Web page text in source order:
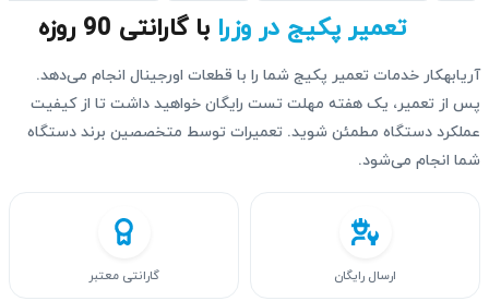
تعمیر پکیج در وزرا با گارانتی 90 روزه
آریابهکار خدمات تعمیر پکیج شما را با قطعات اورجینال انجام می‌دهد.
پس از تعمیر، یک هفته مهلت تست رایگان خواهید داشت تا از کیفیت
عملکرد دستگاه مطمئن شوید. تعمیرات توسط متخصصین برند دستگاه
شما انجام می‌شود.
ارسال رایگان گارانتی معتبر